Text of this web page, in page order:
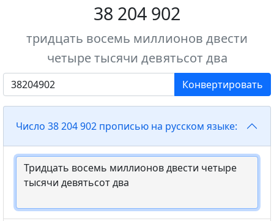
38 204 902
тридцать восемь миллионов двести
четыре тысячи девятьсот два
Конвертировать
Число 38 204 902 прописью на русском языке: